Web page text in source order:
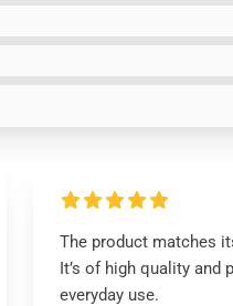
The product matches
It’s of high quality and
everyday use.